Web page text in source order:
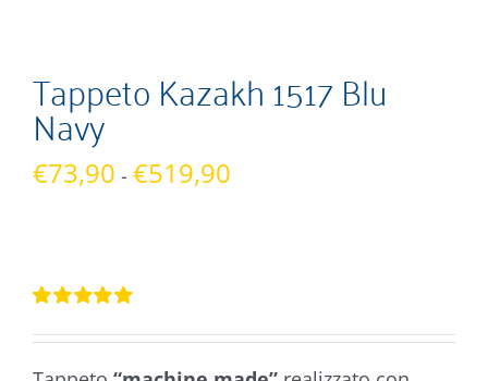
Tappeto Kazakh 1517 Blu
Navy
€73,90 - €519,90
€519,90
5.00su 5 su